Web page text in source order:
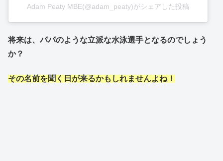
Adam Peaty MBE(@adam_peaty)がシェアした投稿
将来は、パパのような立派な水泳選手となるのでしょう
か？
その名前を聞く日が来るかもしれませんよね！